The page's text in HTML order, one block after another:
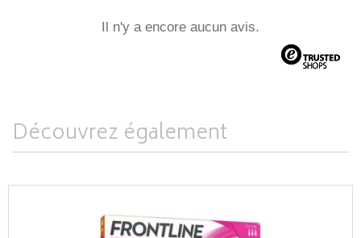
Il n'y a encore aucun avis.
Découvrez également